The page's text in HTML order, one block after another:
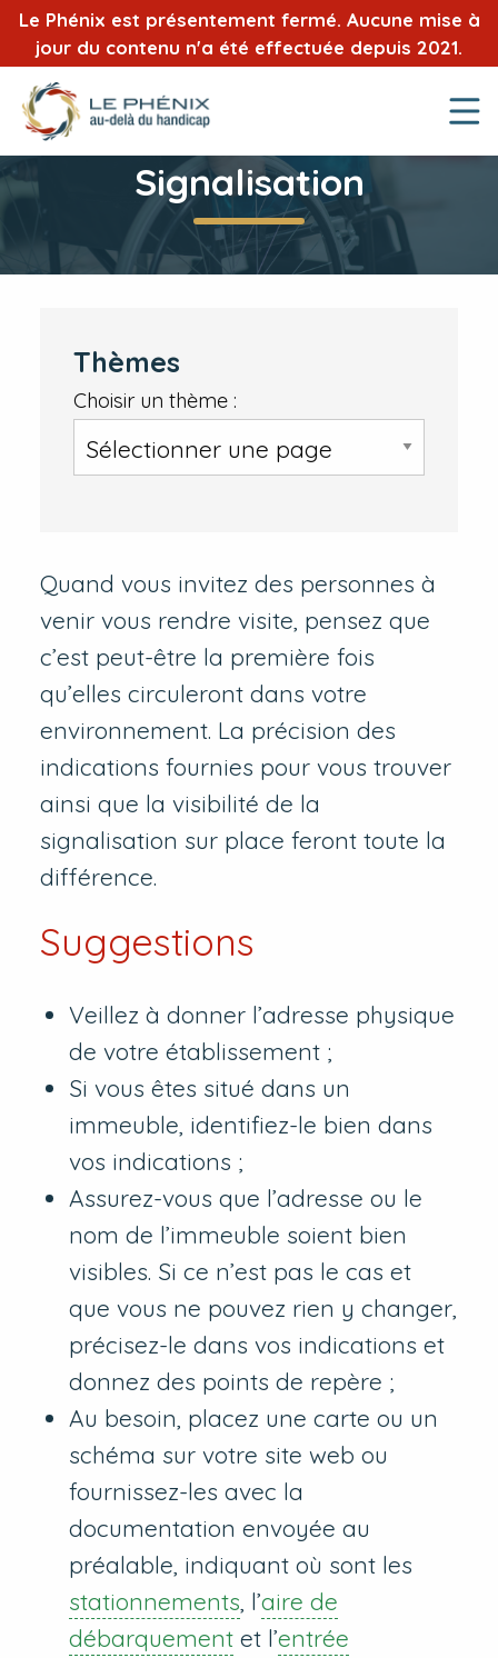
Le Phénix est présentement fermé. Aucune mise à
jour du contenu n'a été effectuée depuis 2021.
Signalisation
Quand vous invitez des personnes à
venir vous rendre visite, pensez que
c’est peut-être la première fois
qu’elles circuleront dans votre
environnement. La précision des
indications fournies pour vous trouver
ainsi que la visibilité de la
signalisation sur place feront toute la
différence.
Suggestions
Veillez à donner l’adresse physique
de votre établissement ;
Si vous êtes situé dans un
immeuble, identifiez-le bien dans
vos indications ;
Assurez-vous que l’adresse ou le
nom de l’immeuble soient bien
visibles. Si ce n’est pas le cas et
que vous ne pouvez rien y changer,
précisez-le dans vos indications et
donnez des points de repère ;
Au besoin, placez une carte ou un
schéma sur votre site web ou
fournissez-les avec la
documentation envoyée au
préalable, indiquant où sont les
stationnements , l’aire de
débarquement et l’entrée
Thèmes
Choisir un thème :